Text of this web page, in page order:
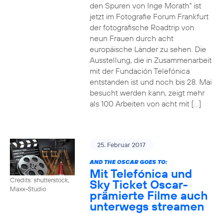
den Spuren von Inge Morath“ ist
jetzt im Fotografie Forum Frankfurt
der fotografische Roadtrip von
neun Frauen durch acht
europäische Länder zu sehen. Die
Ausstellung, die in Zusammenarbeit
mit der Fundación Telefónica
entstanden ist und noch bis 28. Mai
besucht werden kann, zeigt mehr
als 100 Arbeiten von acht mit […]
Credits: shutterstock,
Maxx-Studio
25. Februar 2017
AND THE OSCAR GOES TO:
Mit Telefónica und
Sky Ticket Oscar-
prämierte Filme auch
unterwegs streamen